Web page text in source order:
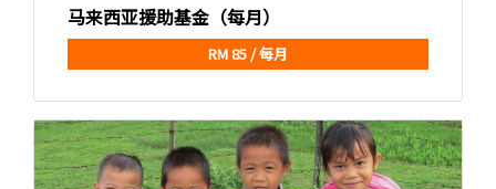
马来西亚援助基金（每月）
RM 85 / 每月